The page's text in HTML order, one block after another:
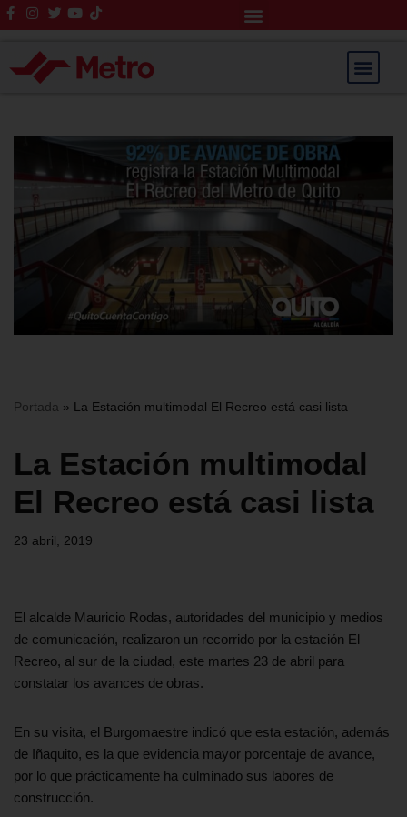
Saltar
al
Portada » La Estación multimodal El Recreo está casi lista
La Estación multimodal
El Recreo está casi lista
23 abril, 2019
El alcalde Mauricio Rodas, autoridades del municipio y medios
de comunicación, realizaron un recorrido por la estación El
Recreo, al sur de la ciudad, este martes 23 de abril para
constatar los avances de obras.
En su visita, el Burgomaestre indicó que esta estación, además
de Iñaquito, es la que evidencia mayor porcentaje de avance,
por lo que prácticamente ha culminado sus labores de
construcción.